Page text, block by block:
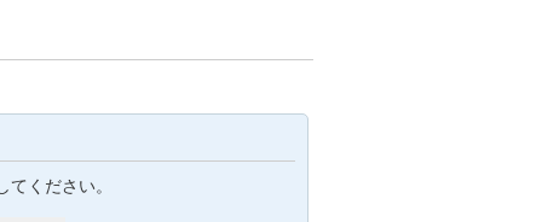
ください。